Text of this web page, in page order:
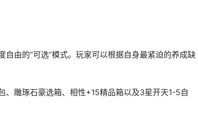
由的“可选”模式。玩家可以根据自身最紧迫的养成缺
、雕琢石豪选箱、相性+15精品箱以及3星开天1-5自